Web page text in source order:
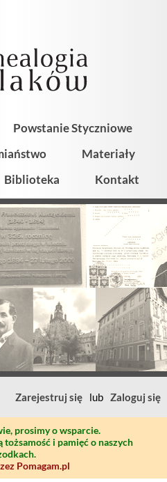
Powstanie Styczniowe
Materiały
Biblioteka Kontakt
Zarejestruj się lub Zaloguj się
prosimy o wsparcie.
i pamięć o naszych
Pomagam.pl